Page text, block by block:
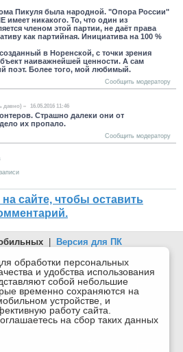
Пикуля была народной. "Опора России"
имеет никакого. То, что один из
членом этой партии, не даёт права
как партийная. Инициатива на 100 %
в Норенской, с точки зрения
наиважнейшей ценности. А сам
поэт. Более того, мой любимый.
Сообщить модератору
давно) 16.05.2016 11:46
Страшно далеки они от
их пропало.
Сообщить модератору
сайте, чтобы оставить
| Версия для ПК
Северодвинск tv29.ru
under the GNU General Public
License.
byMobile Joomla!
Version
номер ЭЛ № ФС77-77001 от
редактор: Рудалев А.Г.
новости поморья,
обработки персональных
и удобства использования
собой небольшие
временно сохраняются на
устройстве, и
работу сайта.
на сбор таких данных